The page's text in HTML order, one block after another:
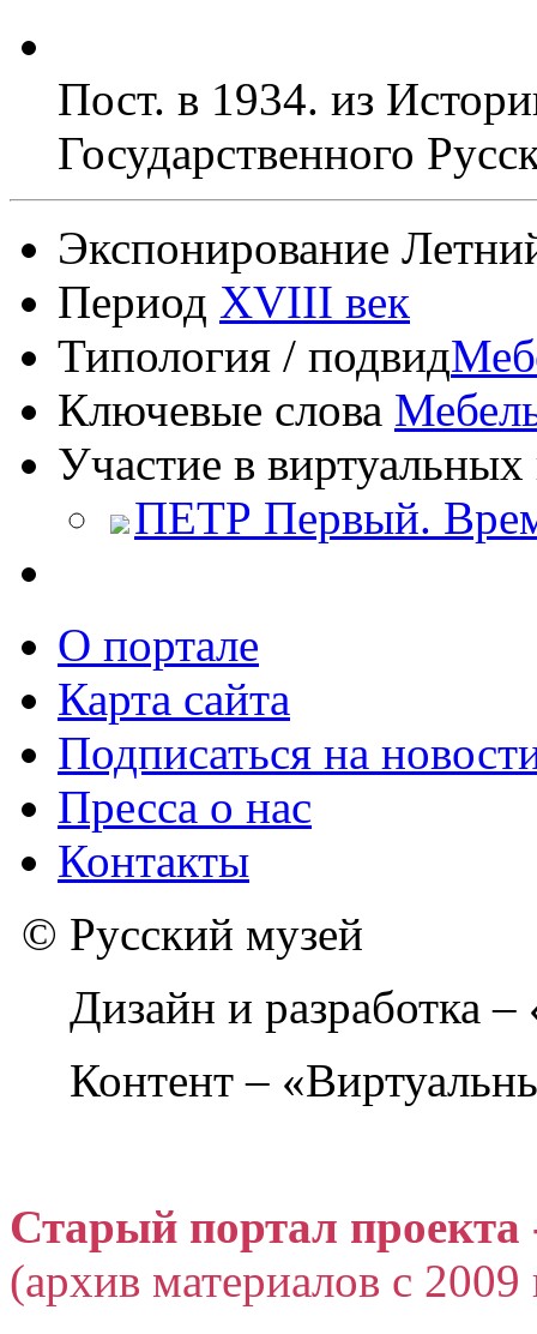
Пост. в 1934. из
Государственного
Экспонирование
Период XVIII век
Типология / подвид
Ключевые слова
Участие в
ПЕТР Первый.
О портале
Карта сайта
Подписаться на
Пресса о нас
Контакты
© Русский музей
Дизайн и разработка
Контент –
Старый портал
(архив материалов с